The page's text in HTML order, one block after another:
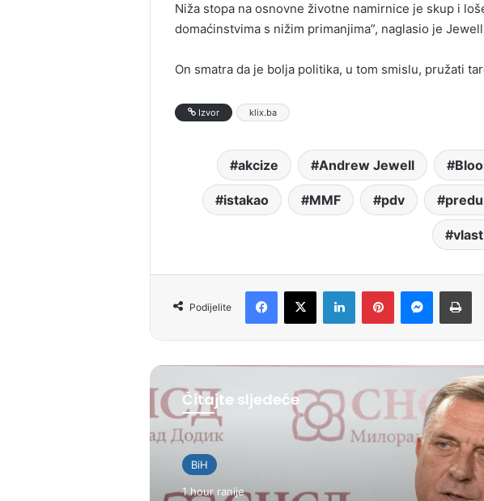
Niža stopa na osnovne životne namirnice je skup i
domaćinstvima s nižim primanjima”, naglasio je
On smatra da je bolja politika, u tom smislu, pružati
Izvor klix.ba
akcize Andrew Jewell
istakao MMF pdv
vlast
Podijelite
Čitajte sljedeće
BiH
1 hour ranije